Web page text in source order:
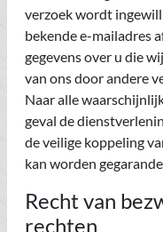
verzoek wordt
bekende e-mailadres
gegevens over u die
van ons door andere
Naar alle
geval de
de veilige koppeling
kan worden
Recht van
rechten